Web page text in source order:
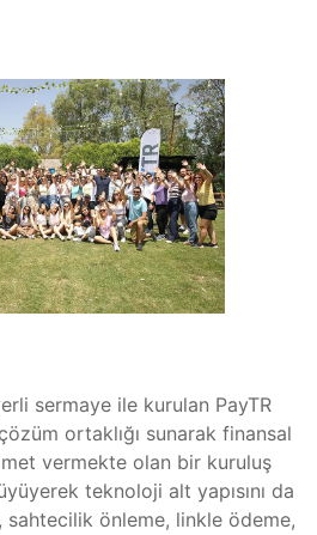
sermaye ile kurulan PayTR
ortaklığı sunarak finansal
vermekte olan bir kuruluş
teknoloji alt yapısını da
sahtecilik önleme, linkle ödeme,